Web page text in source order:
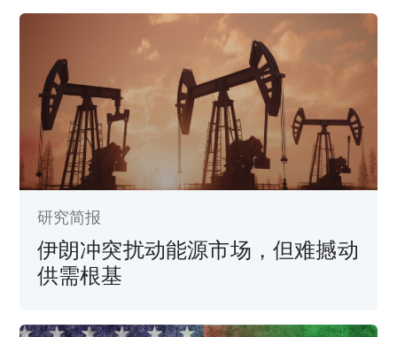
研究简报
伊朗冲突扰动能源市场，但难撼动
供需根基